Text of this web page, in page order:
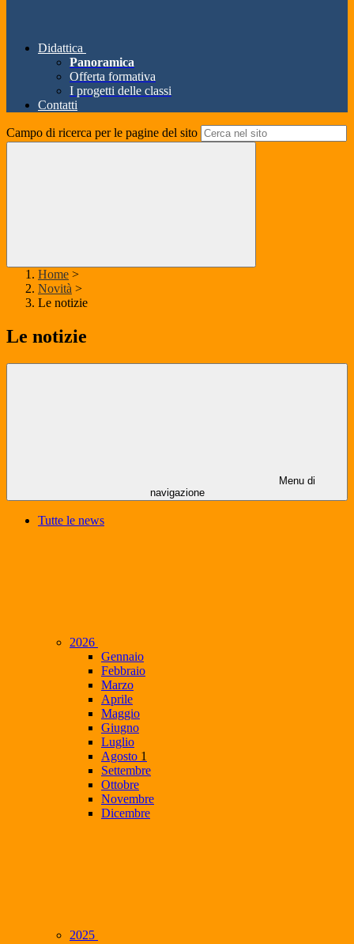
Didattica
Panoramica
Offerta formativa
I progetti delle classi
Contatti
Campo di ricerca per le pagine del sito
Home >
Novità >
Le notizie
Le notizie
Menu di
navigazione
Tutte le news
2026
Gennaio
Febbraio
Marzo
Aprile
Maggio
Giugno
Luglio
Agosto 1
Settembre
Ottobre
Novembre
Dicembre
2025